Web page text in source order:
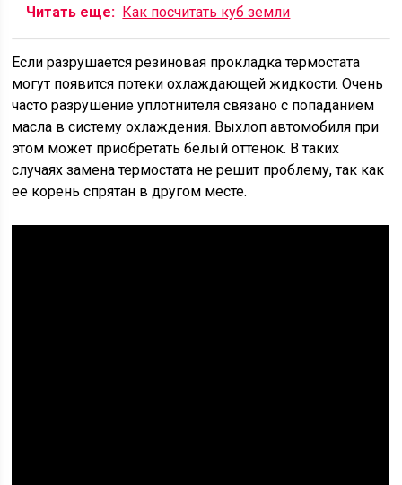
Читать еще: Как посчитать куб земли
Если разрушается резиновая прокладка термостата
могут появится потеки охлаждающей жидкости. Очень
часто разрушение уплотнителя связано с попаданием
масла в систему охлаждения. Выхлоп автомобиля при
этом может приобретать белый оттенок. В таких
случаях замена термостата не решит проблему, так как
ее корень спрятан в другом месте.